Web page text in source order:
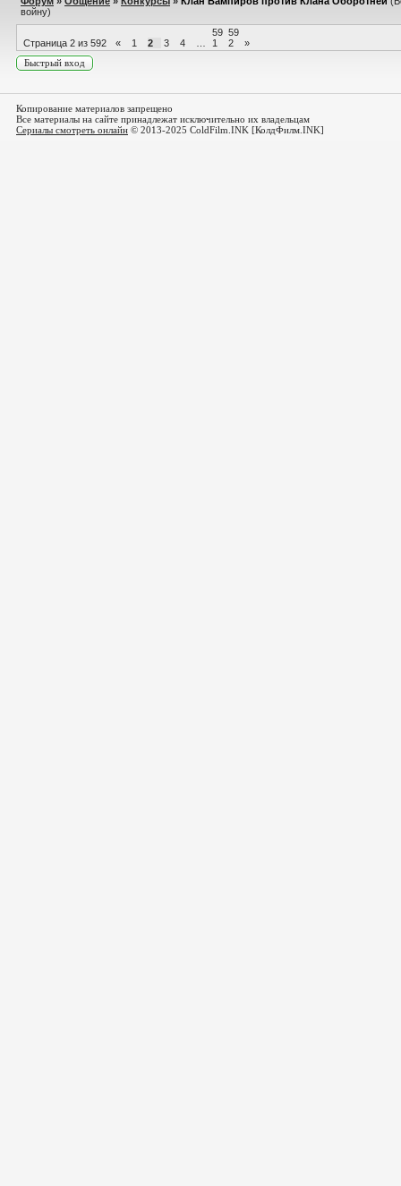
войну)
Страница 2 из 592 « 1 2 3 4
59
1
59
2
»
Копирование материалов запрещено
Все материалы на сайте принадлежат исключительно их владельцам
Сериалы смотреть онлайн © 2013-2025 ColdFilm.INK [КолдФилм.INK]